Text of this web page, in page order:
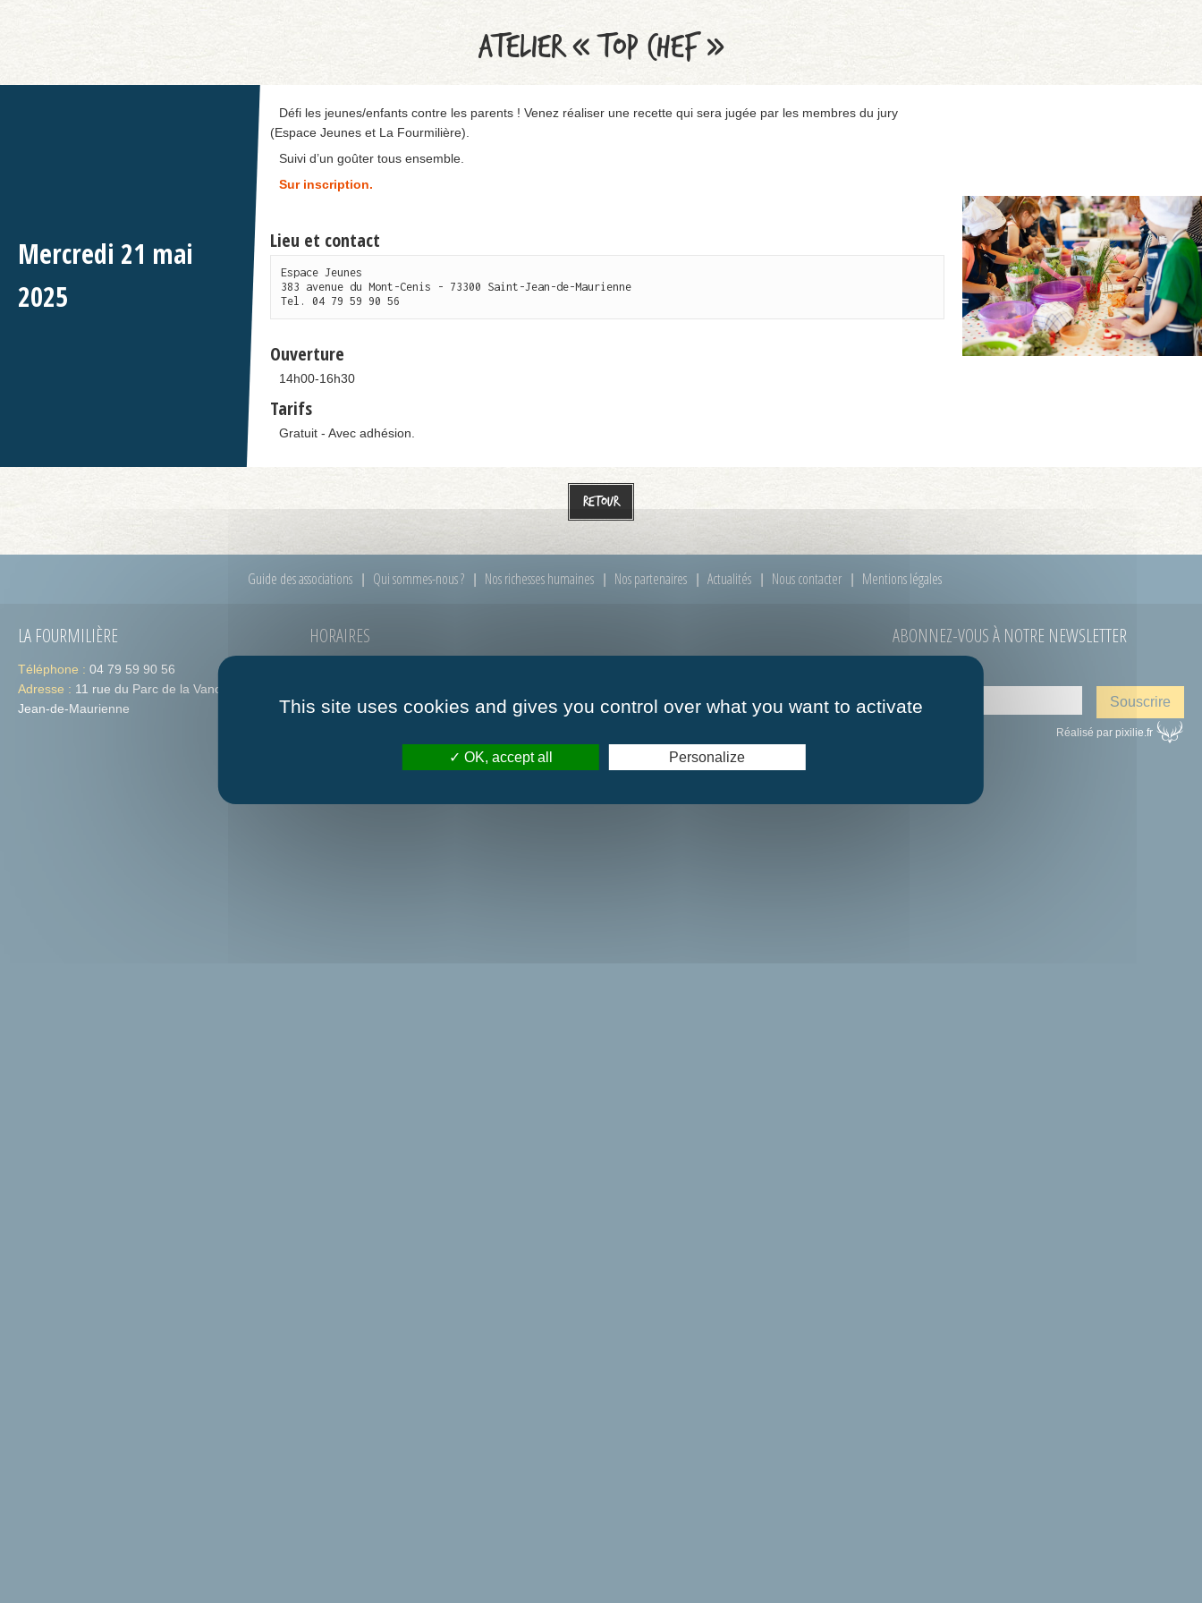
ATELIER « TOP CHEF »
Mercredi 21 mai
2025
Défi les jeunes/enfants contre les parents ! Venez réaliser une recette qui sera jugée par les membres du jury
(Espace Jeunes et La Fourmilière).
Suivi d’un goûter tous ensemble.
Sur inscription.
Lieu et contact
Espace Jeunes
383 avenue du Mont-Cenis - 73300 Saint-Jean-de-Maurienne
Tel. 04 79 59 90 56
Ouverture
14h00-16h30
Tarifs
Gratuit - Avec adhésion.
Retour
Guide des associations Qui sommes-nous ? Nos richesses humaines Nos partenaires Actualités Nous contacter Mentions légales
LA FOURMILIÈRE
Téléphone : 04 79 59 90 56
Adresse : 11 rue du Parc de la Vanoise 73300 St-
Jean-de-Maurienne
ABONNEZ-VOUS À NOTRE NEWSLETTER
HORAIRES
Réalisé par pixilie.fr
This site uses cookies and gives you control over what you want to activate
OK, accept all Personalize